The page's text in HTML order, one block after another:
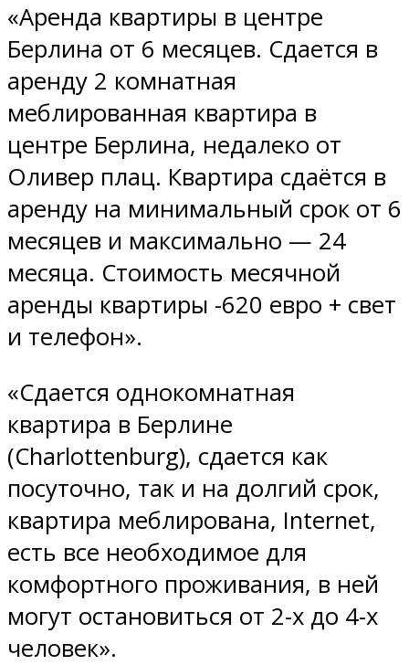
«Аренда квартиры в центре
Берлина от 6 месяцев. Сдается в
аренду 2 комнатная
меблированная квартира в
центре Берлина, недалеко от
Оливер плац. Квартира сдаётся в
аренду на минимальный срок от 6
месяцев и максимально — 24
месяца. Стоимость месячной
аренды квартиры -620 евро + свет
и телефон».
«Сдается однокомнатная
квартира в Берлине
(Charlottenburg), сдается как
посуточно, так и на долгий срок,
квартира меблирована, Internet,
есть все необходимое для
комфортного проживания, в ней
могут остановиться от 2-х до 4-х
человек».